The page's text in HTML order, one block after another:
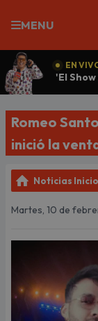
MENU
EN
'El
Romeo
inició la
Noticias Inicio
Martes, 10 de